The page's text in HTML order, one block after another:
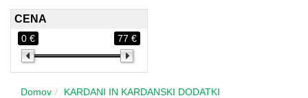
CENA
0 € 77 €
Domov
KARDANI IN KARDANSKI DODATKI